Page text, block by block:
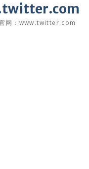
网：www.twitter.com